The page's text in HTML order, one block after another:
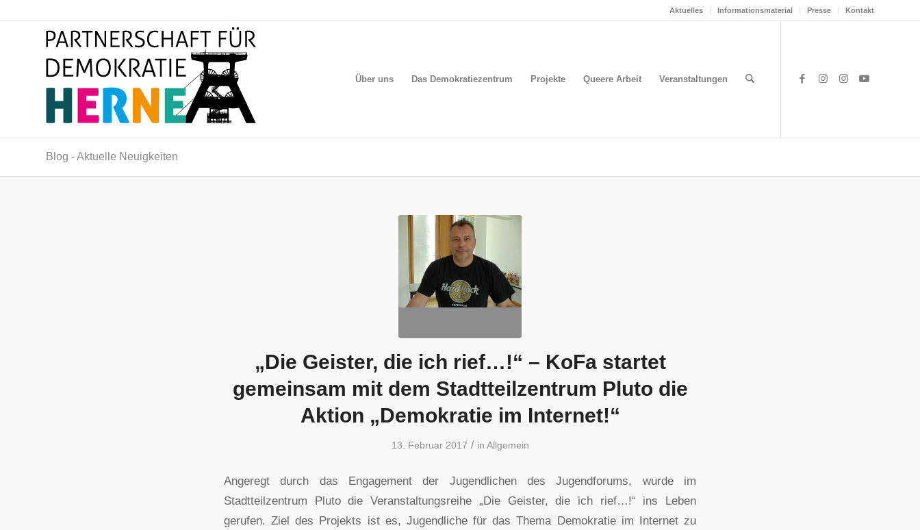
Aktuelles Informationsmaterial Presse Kontakt
Über uns Das Demokratiezentrum Projekte Queere Arbeit Veranstaltungen
Blog - Aktuelle Neuigkeiten
„Die Geister, die ich rief…!“ – KoFa startet
gemeinsam mit dem Stadtteilzentrum Pluto die
Aktion „Demokratie im Internet!“
13. Februar 2017 / in Allgemein
Angeregt durch das Engagement der Jugendlichen des Jugendforums, wurde im
Stadtteilzentrum Pluto die Veranstaltungsreihe „Die Geister, die ich rief…!“ ins Leben
gerufen. Ziel des Projekts ist es, Jugendliche für das Thema Demokratie im Internet zu